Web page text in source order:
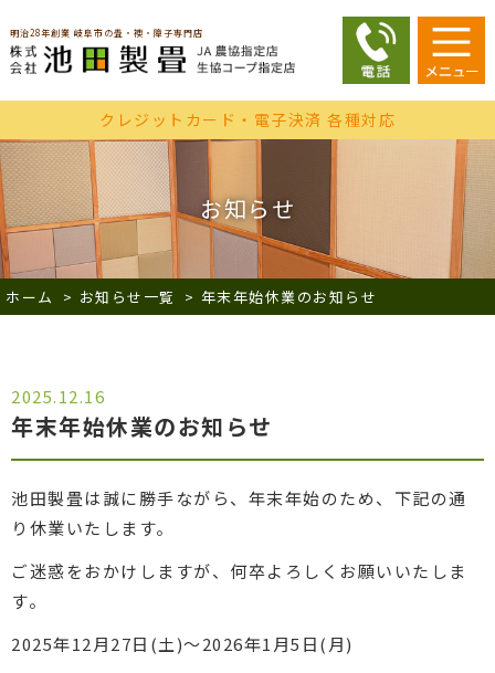
明治28年創業 岐阜市の畳・襖・障子専門店
クレジットカード・電子決済 各種対応
お知らせ
ホーム > お知らせ一覧 > 年末年始休業のお知らせ
2025.12.16
年末年始休業のお知らせ
池田製畳は誠に勝手ながら、年末年始のため、下記の通
り休業いたします。
ご迷惑をおかけしますが、何卒よろしくお願いいたしま
す。
2025年12月27日(土)〜2026年1月5日(月)